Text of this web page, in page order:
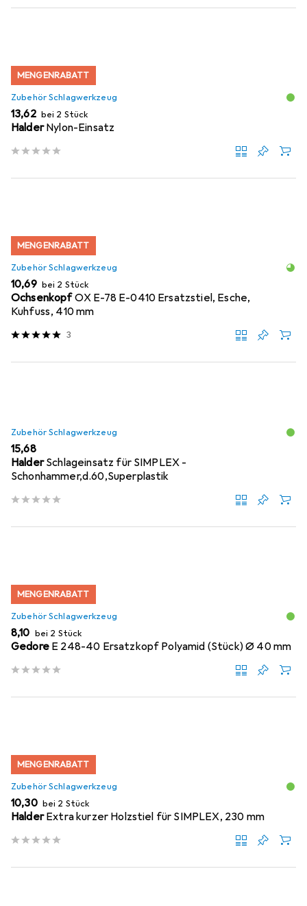
MENGENRABATT
Zubehör Schlagwerkzeug
EUR
13,62 bei 2 Stück
Halder Nylon-Einsatz
MENGENRABATT
Zubehör Schlagwerkzeug
EUR
10,69 bei 2 Stück
OchsenkopfOX E-78 E-0410 Ersatzstiel, Esche,
Kuhfuss, 410 mm
3
Zubehör Schlagwerkzeug
EUR
15,68
Halder Schlageinsatz für SIMPLEX -
Schonhammer,d.60,Superplastik
MENGENRABATT
Zubehör Schlagwerkzeug
EUR
8,10 bei 2 Stück
Gedore E 248-40 Ersatzkopf Polyamid (Stück) Ø 40 mm
MENGENRABATT
Zubehör Schlagwerkzeug
EUR
10,30 bei 2 Stück
Halder Extra kurzer Holzstiel für SIMPLEX, 230 mm